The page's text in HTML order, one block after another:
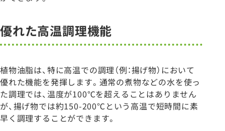
優れた高温調理機能
植物油脂は、特に高温での調理（例：揚げ物）において
優れた機能を発揮します。通常の煮物などの水を使っ
た調理では、温度が100℃を超えることはありません
が、揚げ物では約150-200℃という高温で短時間に素
早く調理することができます。